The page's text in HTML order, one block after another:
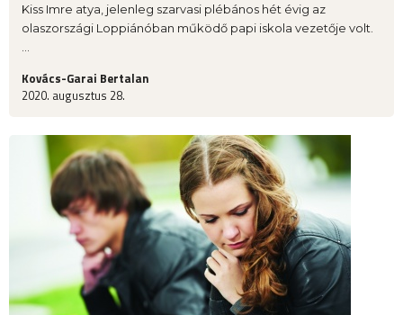
Kiss Imre atya, jelenleg szarvasi plébános hét évig az
olaszországi Loppiánóban működő papi iskola vezetője volt.
Kovács-Garai Bertalan
2020. augusztus 28.